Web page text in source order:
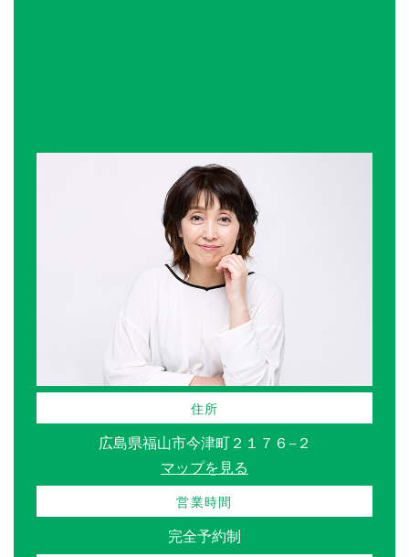
住所
広島県福山市今津町２１７６−２
マップを見る
営業時間
完全予約制